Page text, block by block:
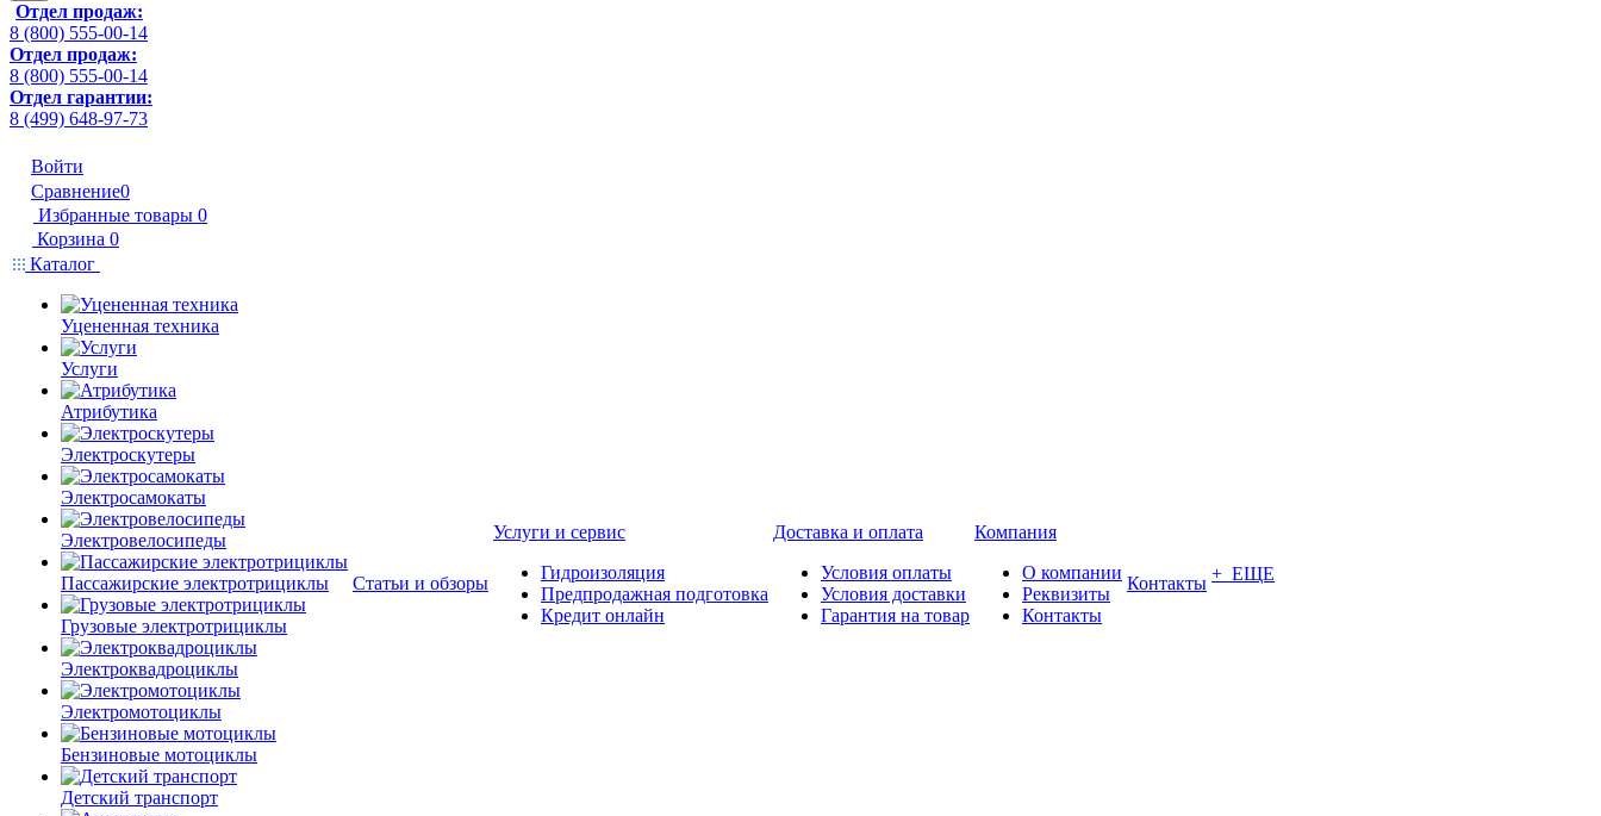
Отдел продаж:
8 (800) 555-00-14
Отдел продаж:
8 (800) 555-00-14
Отдел гарантии:
8 (499) 648-97-73
Войти
Сравнение0
Избранные товары 0
Корзина 0
Каталог
Уцененная техника
Услуги
Атрибутика
Электроскутеры
Электросамокаты
Электровелосипеды
Пассажирские электротрициклы
Грузовые электротрициклы
Электроквадроциклы
Электромотоциклы
Бензиновые мотоциклы
Детский транспорт
Статьи и обзоры
Услуги и сервис
Гидроизоляция
Предпродажная подготовка
Кредит онлайн
Доставка и оплата
Условия оплаты
Условия доставки
Гарантия на товар
Компания
О компании
Реквизиты
Контакты
Контакты + ЕЩЕ